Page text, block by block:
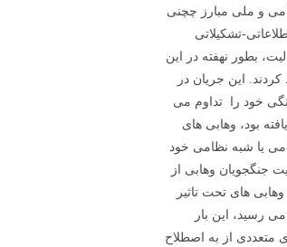
و ملی مبارز چچنی
تشکیلاتی
بطور نهفته در این
این جریان در
خود را تداوم می
پایان یافته بود، وهابی های
یا شبه نظامی خود
جنگجویان وهابی از
های تحت تاثیر
رسید، این بار
متعددی از به اصطلاح